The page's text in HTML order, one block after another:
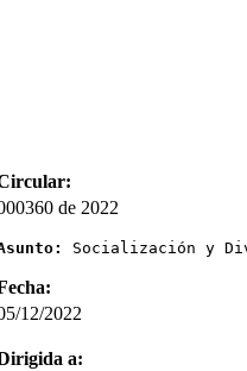
de 2022
Socialización y
12/2022
a: